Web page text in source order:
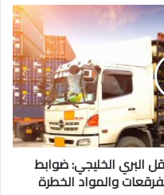
البري الخليجي: ضوابط
والمواد الخطرة